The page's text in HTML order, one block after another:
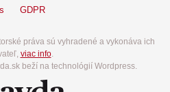
GDPR
práva sú vyhradené a vykonáva ich
viac info.
beží na technológií Wordpress.